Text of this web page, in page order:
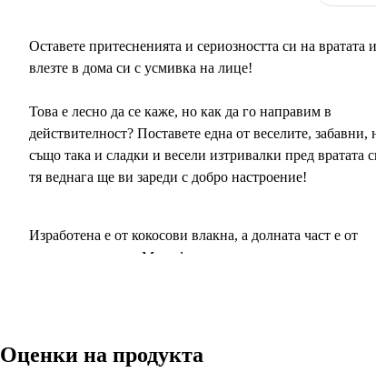
Оставете притесненията и сериозността си на вратата и
влезте в дома си с усмивка на лице!
Това е лесно да се каже, но как да го направим в
действителност? Поставете една от веселите, забавни,
също така и сладки и весели изтривалки пред вратата
тя веднага ще ви зареди с добро настроение!
Изработена е от кокосови влакна, а долната част е от
естествен каучук. Модифицираният производствен
Оценки на продукта